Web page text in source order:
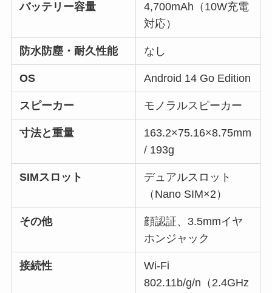
バッテリー容量
4,700mAh（10W充電
対応）
防水防塵・耐久性能 なし
OS Android 14 Go Edition
スピーカー モノラルスピーカー
寸法と重量
163.2×75.16×8.75mm
/ 193g
SIMスロット
デュアルスロット
（Nano SIM×2）
その他
顔認証、3.5mmイヤ
ホンジャック
接続性
Wi-Fi
802.11b/g/n（2.4GHz